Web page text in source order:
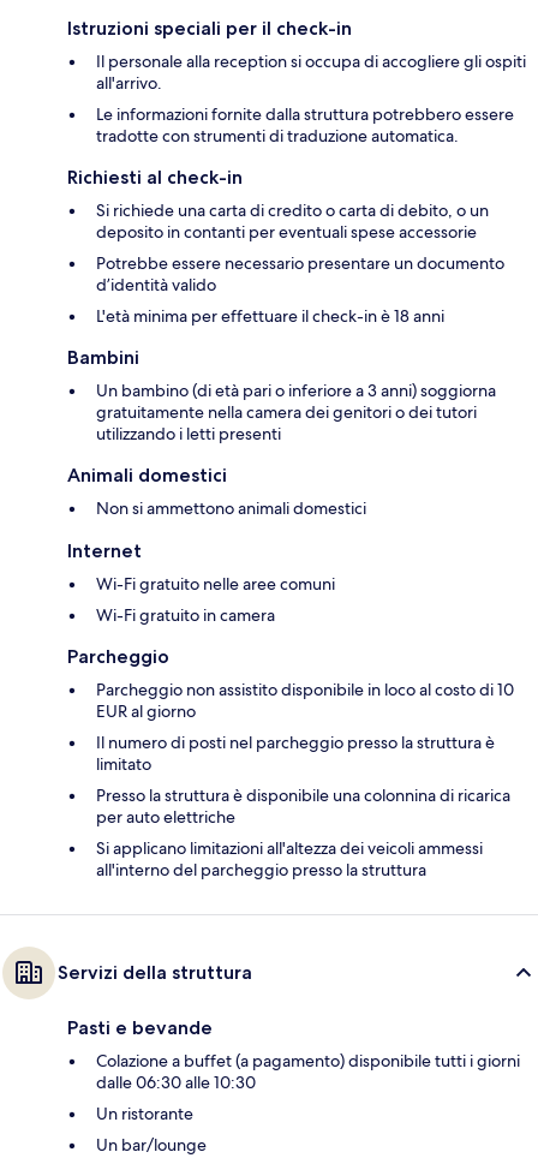
Istruzioni speciali per il check-in
Il personale alla reception si occupa di accogliere gli ospiti
all'arrivo.
Le informazioni fornite dalla struttura potrebbero essere
tradotte con strumenti di traduzione automatica.
Richiesti al check-in
Si richiede una carta di credito o carta di debito, o un
deposito in contanti per eventuali spese accessorie
Potrebbe essere necessario presentare un documento
d’identità valido
L'età minima per effettuare il check-in è 18 anni
Bambini
Un bambino (di età pari o inferiore a 3 anni) soggiorna
gratuitamente nella camera dei genitori o dei tutori
utilizzando i letti presenti
Animali domestici
Non si ammettono animali domestici
Internet
Wi-Fi gratuito nelle aree comuni
Wi-Fi gratuito in camera
Parcheggio
Parcheggio non assistito disponibile in loco al costo di 10
EUR al giorno
Il numero di posti nel parcheggio presso la struttura è
limitato
Presso la struttura è disponibile una colonnina di ricarica
per auto elettriche
Si applicano limitazioni all'altezza dei veicoli ammessi
all'interno del parcheggio presso la struttura
Servizi della struttura
Pasti e bevande
Colazione a buffet (a pagamento) disponibile tutti i giorni
dalle 06:30 alle 10:30
Un ristorante
Un bar/lounge